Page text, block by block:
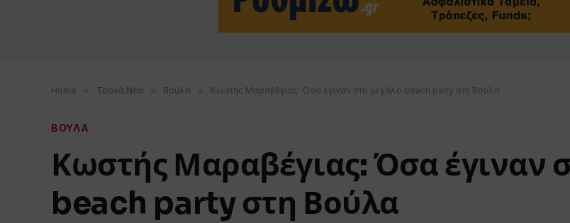
Home » Τοπικά Νέα » Βούλα » Κωστής Μαραβέγιας: Όσα έγιναν στο μεγάλο beach party στη Βούλα
ΒΟΥΛΑ
Κωστής Μαραβέγιας: Όσα έγιναν
beach party στη Βούλα